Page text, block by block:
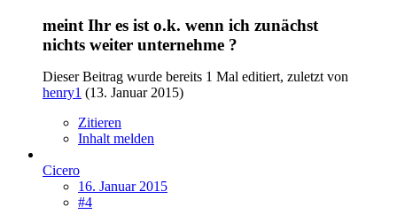
meint Ihr es ist o.k. wenn ich zunächst
nichts weiter unternehme ?
Dieser Beitrag wurde bereits 1 Mal editiert, zuletzt von
henry1 (13. Januar 2015)
Zitieren
Inhalt melden
Cicero
16. Januar 2015
#4